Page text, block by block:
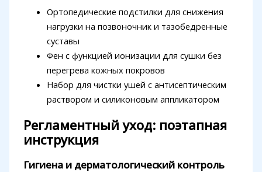
Ортопедические подстилки для снижения
нагрузки на позвоночник и тазобедренные
суставы
Фен с функцией ионизации для сушки без
перегрева кожных покровов
Набор для чистки ушей с антисептическим
раствором и силиконовым аппликатором
Регламентный уход: поэтапная
инструкция
Гигиена и дерматологический контроль